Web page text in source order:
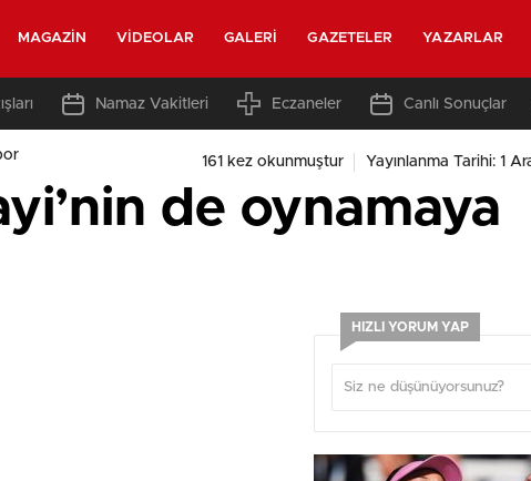
MAGAZIN VIDEOLAR GALERI GAZETELER YAZARLAR
Namaz Vakitleri Eczaneler Canlı Sonuçlar
161 kez okunmuştur Yayınlanma Tarihi: 1
de oynamaya
HIZLI YORUM YAP